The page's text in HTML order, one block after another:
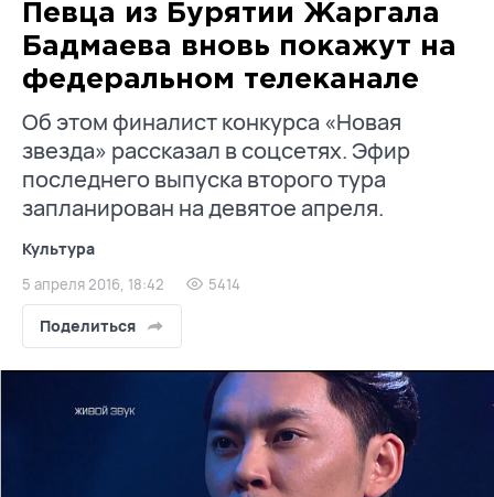
Певца из Бурятии Жаргала
Бадмаева вновь покажут на
федеральном телеканале
Об этом финалист конкурса «Новая
звезда» рассказал в соцсетях. Эфир
последнего выпуска второго тура
запланирован на девятое апреля.
Культура
5 апреля 2016, 18:42 5414
Поделиться